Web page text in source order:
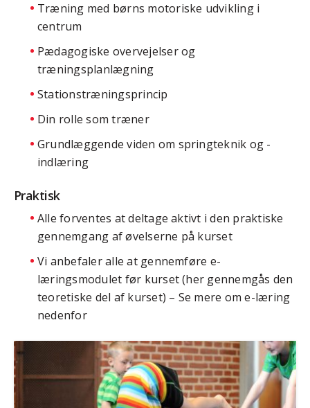
Træning med børns motoriske udvikling i
centrum
Pædagogiske overvejelser og
træningsplanlægning
Stationstræningsprincip
Din rolle som træner
Grundlæggende viden om springteknik og -
indlæring
Praktisk
Alle forventes at deltage aktivt i den praktiske
gennemgang af øvelserne på kurset
Vi anbefaler alle at gennemføre e-
læringsmodulet før kurset (her gennemgås den
teoretiske del af kurset) – Se mere om e-læring
nedenfor